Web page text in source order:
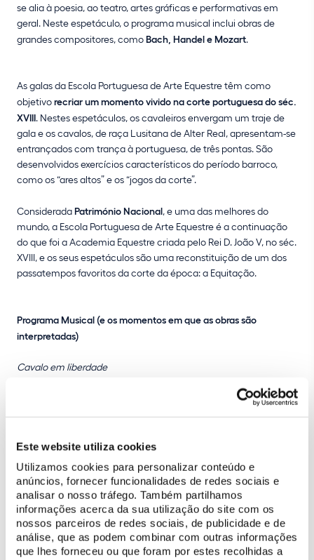
Este website utiliza cookies
Utilizamos cookies para personalizar conteúdo e
anúncios, fornecer funcionalidades de redes sociais e
analisar o nosso tráfego. Também partilhamos
informações acerca da sua utilização do site com os
nossos parceiros de redes sociais, de publicidade e de
análise, que as podem combinar com outras informações
que lhes forneceu ou que foram por estes recolhidas a
se alia à poesia, ao teatro, artes gráficas e performativas em
geral. Neste espetáculo, o programa musical inclui obras de
grandes compositores, comoBach, Handel e Mozart.
As galas da Escola Portuguesa de Arte Equestre têm como
objetivorecriar um momento vivido na corte portuguesa do séc.
XVIII. Nestes espetáculos, os cavaleiros envergam um traje de
gala e os cavalos, de raça Lusitana de Alter Real, apresentam-se
entrançados com trança à portuguesa, de três pontas. São
desenvolvidos exercícios característicos do período barroco,
como os “ares altos” e os “jogos da corte”.
ConsideradaPatrimónio Nacional, e uma das melhores do
mundo, a Escola Portuguesa de Arte Equestre é a continuação
do que foi a Academia Equestre criada pelo Rei D. João V, no séc.
XVIII, e os seus espetáculos são uma reconstituição de um dos
passatempos favoritos da corte da época: a Equitação.
Programa Musical (e os momentos em que as obras são
interpretadas)
Cavalo em liberdade
Avondano – Sinfonia em Fá Maior (I And.)
Passo de dois
Rameau – Danse du Grand Calumet de la Paix da ópera Les
Indes Galantes
Purcell – Rondeau da Suite Abdelazer
Rédeas Longas